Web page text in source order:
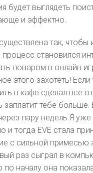
будет выглядеть
и эффектно.
так, чтобы
процесс становился
поваром в онлайн
этого захотеть!
в кафе сделал все
заплатит тебе
пару недель Я уже
и тогда EVE стала
с сильной примесью
раз сыграл в
по началу она